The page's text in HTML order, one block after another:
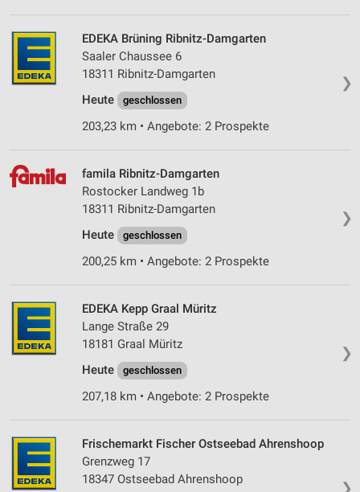
❯
EDEKA Brüning Ribnitz-Damgarten
Saaler Chaussee 6
18311 Ribnitz-Damgarten
Heute
geschlossen
203,23 km • Angebote: 2 Prospekte
❯
famila Ribnitz-Damgarten
Rostocker Landweg 1b
18311 Ribnitz-Damgarten
Heute
geschlossen
200,25 km • Angebote: 2 Prospekte
❯
EDEKA Kepp Graal Müritz
Lange Straße 29
18181 Graal Müritz
Heute
geschlossen
207,18 km • Angebote: 2 Prospekte
❯
Frischemarkt Fischer Ostseebad Ahrenshoop
Grenzweg 17
18347 Ostseebad Ahrenshoop